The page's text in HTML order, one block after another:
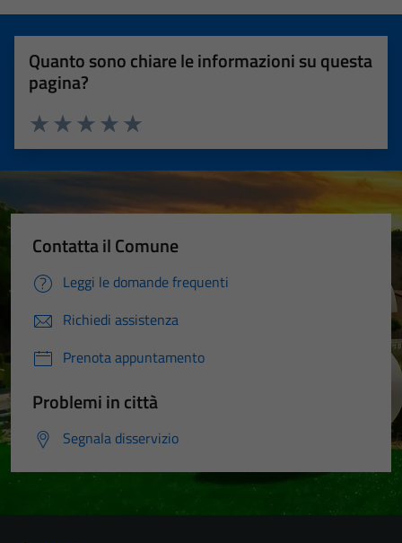
Quanto sono chiare le informazioni su questa
pagina?
Valuta 5 stelle su 5
Valuta 4 stelle su 5
Valuta 3 stelle su 5
Valuta 2 stelle su 5
Valuta 1 stelle su 5
Contatta il Comune
Leggi le domande frequenti
Richiedi assistenza
Prenota appuntamento
Problemi in città
Segnala disservizio